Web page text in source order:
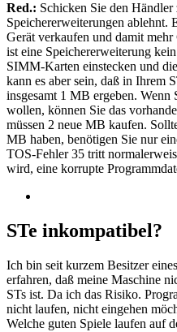
Red.: Schicken Sie den
Speichererweiterungen
Gerät verkaufen und damit
ist eine Speichererweiterung
SIMM-Karten einstecken und
kann es aber sein, daß in Ihrem
insgesamt 1 MB ergeben.
wollen, können Sie das
müssen 2 neue MB kaufen.
MB haben, benötigen Sie nur
TOS-Fehler 35 tritt
wird, eine korrupte
STe inkompatibel?
Ich bin seit kurzem Besitzer
erfahren, daß meine Maschine
STs ist. Da ich das Risiko.
nicht laufen, nicht eingehen
Welche guten Spiele laufen auf